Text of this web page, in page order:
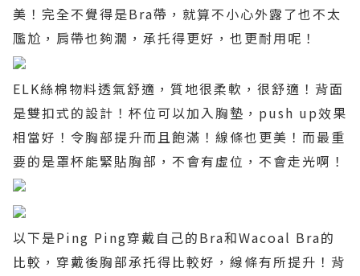
美！完全不覺得是Bra帶，就算不小心外露了也不太
尶尬，肩帶也夠濶，承托得更好，也更耐用呢！
ELK絲棉物料透氣舒適，質地很柔軟，很舒適！背面
是雙扣式的設計！杯位可以加入胸墊， push up效果
相當好！令胸部提升而且飽滿！線條也更美！而最重
要的是罩杯能緊貼胸部，不會有虛位，不會走光啊！
以下是Ping Ping穿戴自己的Bra和Wacoal Bra的
比較，穿戴後胸部承托得比較好，線條有所提升！背